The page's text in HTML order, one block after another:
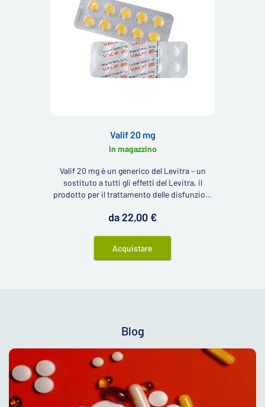
Valif 20 mg
In magazzino
Valif 20 mg è un generico del Levitra – un
sostituto a tutti gli effetti del Levitra, il
prodotto per il trattamento delle disfunzioni
da 22,00 €
Acquistare
Blog